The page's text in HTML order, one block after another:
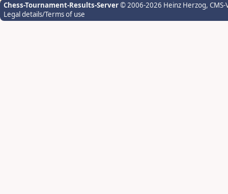
Chess-Tournament-Results-Server© 2006-2026 Heinz Herzog,
Legal details/Terms of use